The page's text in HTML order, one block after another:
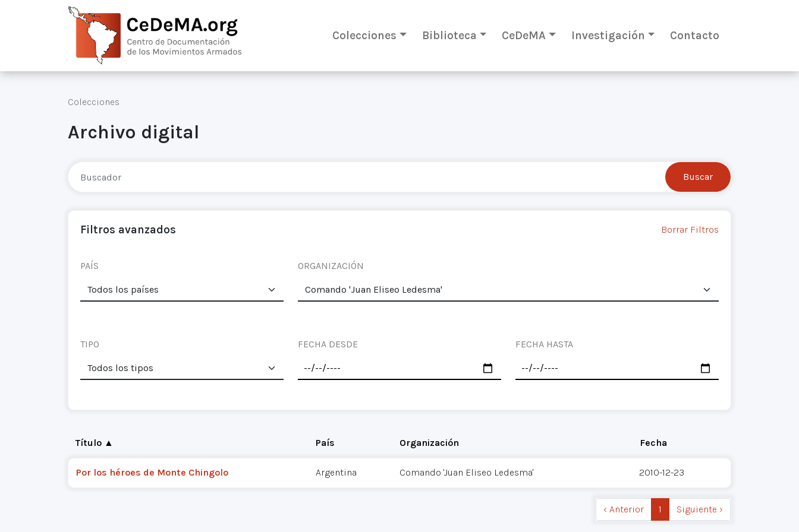
Colecciones Biblioteca CeDeMA Investigación Contacto
Colecciones
Archivo digital
Filtros avanzados Borrar Filtros
PAÍS ORGANIZACIÓN
TIPO FECHA DESDE FECHA HASTA
Título ▲ País Organización Fecha
Por los héroes de Monte Chingolo Argentina Comando 'Juan Eliseo Ledesma' 2010-12-23
‹ Anterior 1 Siguiente ›